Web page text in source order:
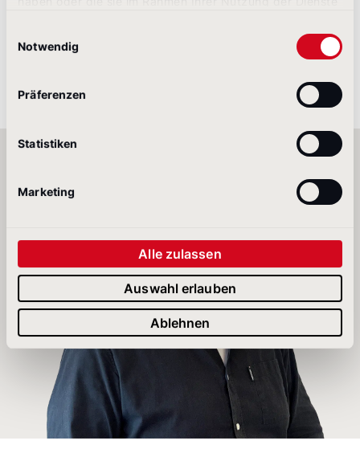
Notwendig
Präferenzen
Statistiken
Marketing
Alle zulassen
Auswahl erlauben
Ablehnen